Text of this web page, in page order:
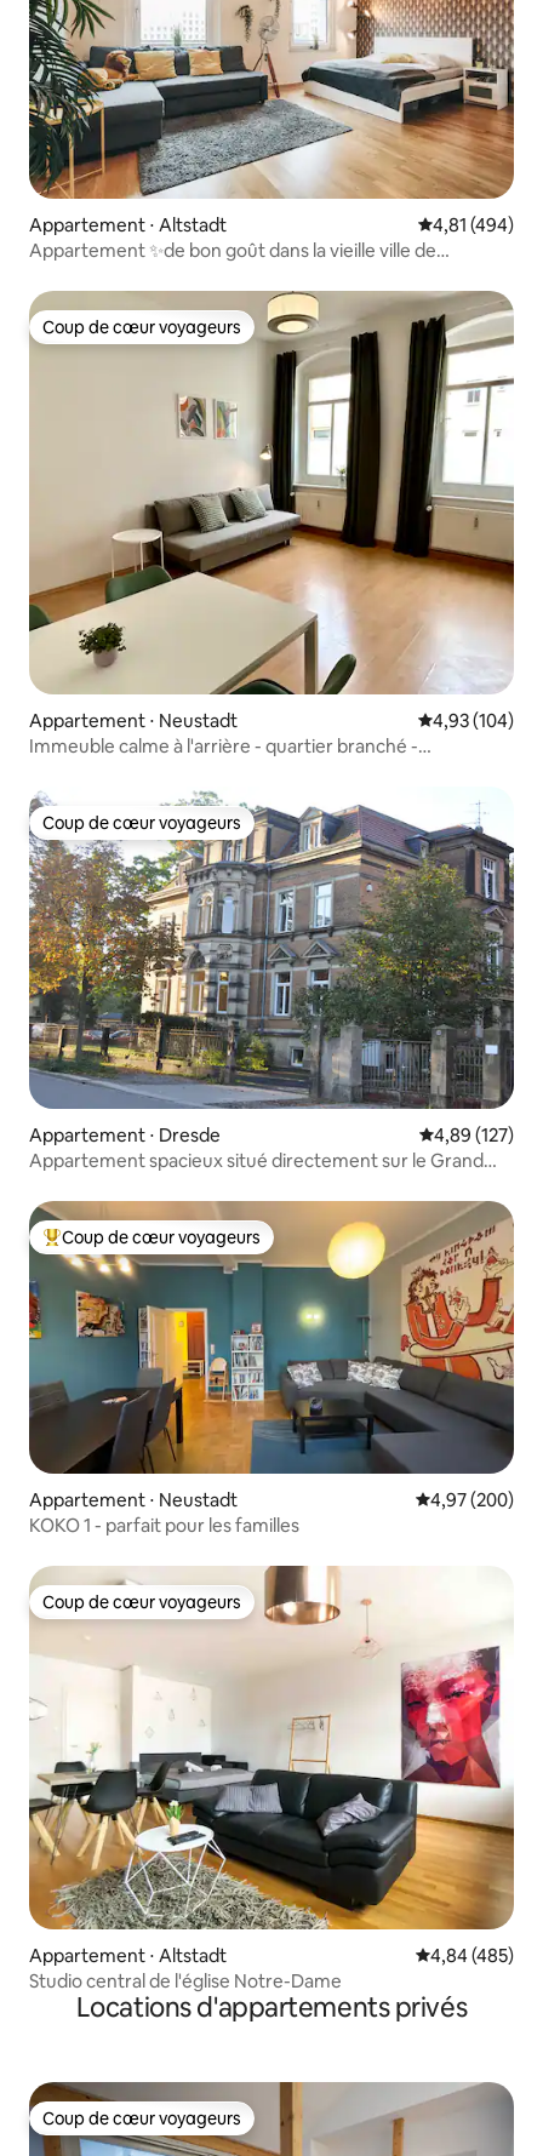
Appartement ⋅ Altstadt Évaluation
4,81 (494)
Appartement ✨de bon goût dans la vieille ville de
Coup de cœur voyageurs
Coup de cœur voyageurs
Appartement ⋅ Neustadt Évaluation
4,93 (104)
Immeuble calme à l'arrière - quartier branché -
Coup de cœur voyageurs
Coup de cœur voyageurs
Appartement ⋅ Dresde Évaluation
4,89 (127)
Appartement spacieux situé directement sur le Grand
Coups de cœur voyageurs les plus appréciés
Coup de cœur voyageurs
Appartement ⋅ Neustadt Évaluation
4,97 (200)
KOKO 1 - parfait pour les familles
Coup de cœur voyageurs
Coup de cœur voyageurs
Appartement ⋅ Altstadt Évaluation
4,84 (485)
Studio central de l'église Notre-Dame
Locations d'appartements privés
Coup de cœur voyageurs
Coup de cœur voyageurs